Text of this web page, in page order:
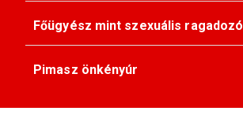
Főügyész mint szexuális ragadozó
Pimasz önkényúr